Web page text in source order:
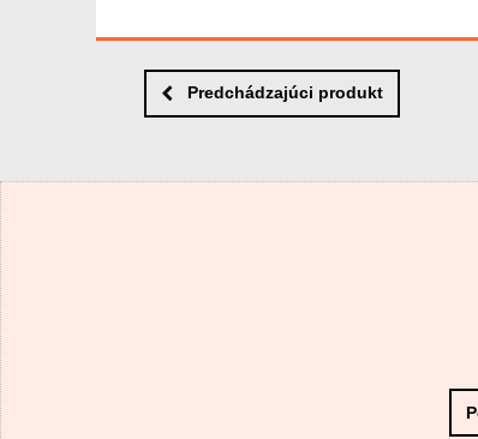
Predchádzajúci produkt